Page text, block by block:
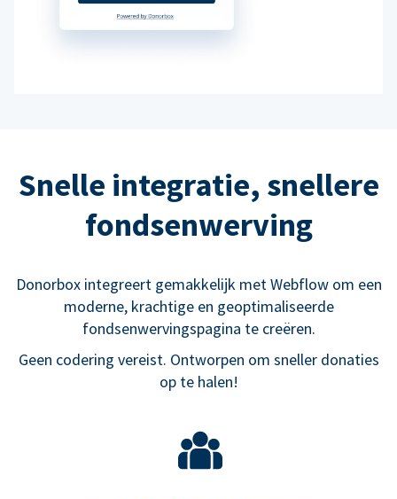
Snelle integratie, snellere
fondsenwerving
Donorbox integreert gemakkelijk met Webflow om een
moderne, krachtige en geoptimaliseerde
fondsenwervingspagina te creëren.
Geen codering vereist. Ontworpen om sneller donaties
op te halen!